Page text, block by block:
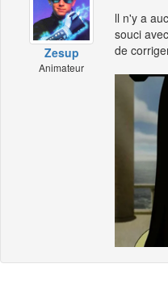
Zesup
Animateur
ll n'y a
souci
de